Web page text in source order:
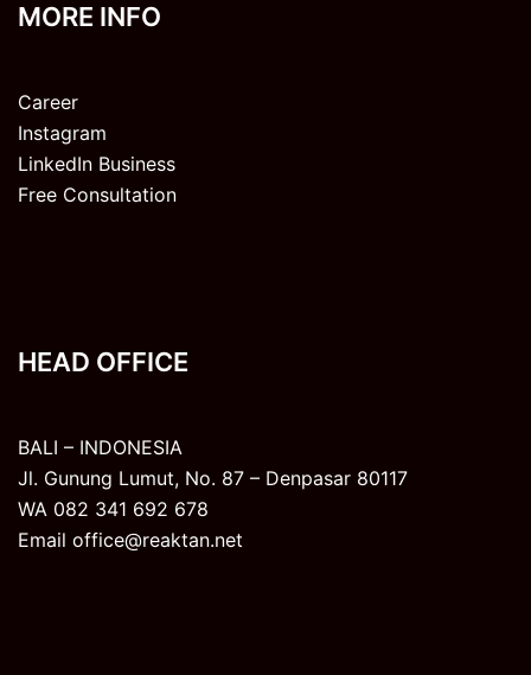
MORE INFO
Career
Instagram
LinkedIn Business
Free Consultation
HEAD OFFICE
BALI – INDONESIA
Jl. Gunung Lumut, No. 87 – Denpasar 80117
WA 082 341 692 678
Email office@reaktan.net